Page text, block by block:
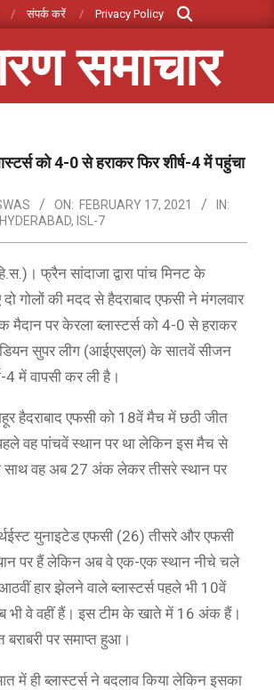
संपर्क करें Privacy Policy
Search
समाचार
को 4-0 से हराकर फिर शीर्ष-4 में पहुंचा
ON: FEBRUARY 17, 2021
IN:
HYDERABAD, ISL-7
फ्रैन सांदाजा द्वारा पांच मिनट के
गोलों की मदद से हैदराबाद एफसी ने मंगलवार
मैदान पर केरला ब्लास्टर्स को 4-0 से हराकर
इंडियन सुपर लीग (आईएसएल) के सातवें सीजन
4 में वापसी कर ली है।
हैदराबाद एफसी को 18वें मैच में छठी जीत
वह पांचवें स्थान पर था लेकिन इस मैच से
साथ वह अब 27 अंक लेकर तीसरे स्थान पर
युनाइटेड एफसी (26) तीसरे और एफसी
पर हैं लेकिन अब वे एक-एक स्थान नीचे चले
हार झेलने वाले ब्लास्टर्स पहले भी 10वें
भी वे वहीं हैं। इस टीम के खाते में 16 अंक हैं।
बराबरी पर समाप्त हुआ।
में ही ब्लास्टर्स ने बदलाव किया लेकिन इसका